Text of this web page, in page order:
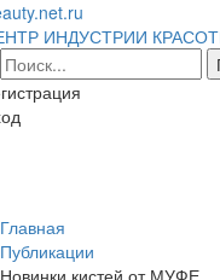
ИНДУСТРИИ
Главная
Публикации
Новинки кистей от МУФЕ